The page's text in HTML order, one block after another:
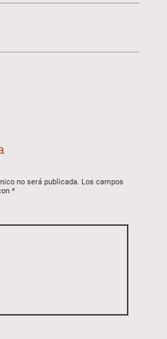
no será publicada. Los campos
*